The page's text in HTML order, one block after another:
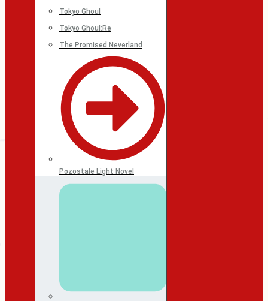
Tokyo Ghoul
Tokyo Ghoul:Re
The Promised Neverland
Pozostałe Light Novel